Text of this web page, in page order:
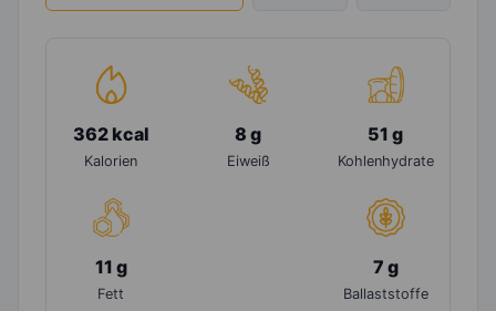
362 kcal
Kalorien
8 g
Eiweiß
51 g
Kohlenhydrate
11 g
Fett
7 g
Ballaststoffe